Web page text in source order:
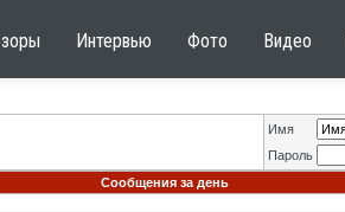
Интервью Фото Видео
Имя
Пароль
Сообщения за день